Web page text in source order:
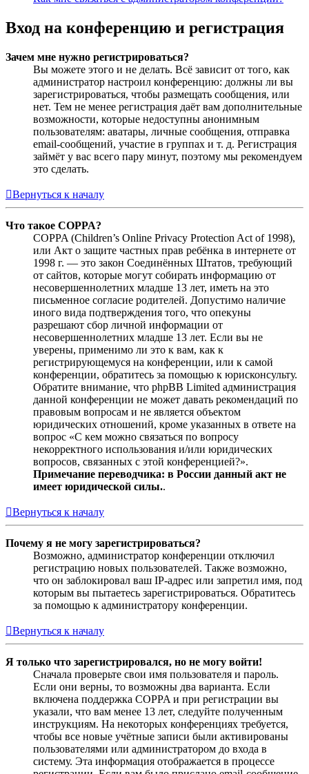
Вход на конференцию и регистрация
Зачем мне нужно регистрироваться?
Вы можете этого и не делать. Всё зависит от того, как
администратор настроил конференцию: должны ли вы
зарегистрироваться, чтобы размещать сообщения, или
нет. Тем не менее регистрация даёт вам дополнительные
возможности, которые недоступны анонимным
пользователям: аватары, личные сообщения, отправка
email-сообщений, участие в группах и т. д. Регистрация
займёт у вас всего пару минут, поэтому мы рекомендуем
это сделать.
Вернуться к началу
Что такое COPPA?
COPPA (Children’s Online Privacy Protection Act of 1998),
или Акт о защите частных прав ребёнка в интернете от
1998 г. — это закон Соединённых Штатов, требующий
от сайтов, которые могут собирать информацию от
несовершеннолетних младше 13 лет, иметь на это
письменное согласие родителей. Допустимо наличие
иного вида подтверждения того, что опекуны
разрешают сбор личной информации от
несовершеннолетних младше 13 лет. Если вы не
уверены, применимо ли это к вам, как к
регистрирующемуся на конференции, или к самой
конференции, обратитесь за помощью к юрисконсульту.
Обратите внимание, что phpBB Limited администрация
данной конференции не может давать рекомендаций по
правовым вопросам и не является объектом
юридических отношений, кроме указанных в ответе на
вопрос «С кем можно связаться по вопросу
некорректного использования и/или юридических
вопросов, связанных с этой конференцией?».
Примечание переводчика: в России данный акт не
имеет юридической силы..
Вернуться к началу
Почему я не могу зарегистрироваться?
Возможно, администратор конференции отключил
регистрацию новых пользователей. Также возможно,
что он заблокировал ваш IP-адрес или запретил имя, под
которым вы пытаетесь зарегистрироваться. Обратитесь
за помощью к администратору конференции.
Вернуться к началу
Я только что зарегистрировался, но не могу войти!
Сначала проверьте свои имя пользователя и пароль.
Если они верны, то возможны два варианта. Если
включена поддержка COPPA и при регистрации вы
указали, что вам менее 13 лет, следуйте полученным
инструкциям. На некоторых конференциях требуется,
чтобы все новые учётные записи были активированы
пользователями или администратором до входа в
систему. Эта информация отображается в процессе